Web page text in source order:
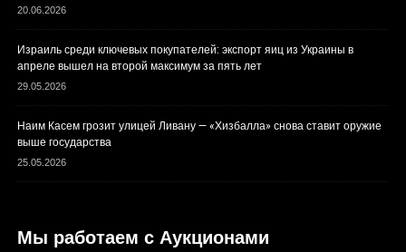
20.06.2026
Израиль среди ключевых покупателей: экспорт яиц из Украины в
апреле вышел на второй максимум за пять лет
29.05.2026
Наим Касем грозит улицей Ливану — «Хизбалла» снова ставит оружие
выше государства
25.05.2026
Мы работаем с Аукционами